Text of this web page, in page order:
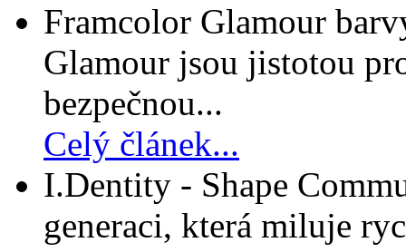
Framcolor Glamour
Glamour jsou jistotou
bezpečnou...
Celý článek...
I.Dentity - Shape
generaci, která miluje